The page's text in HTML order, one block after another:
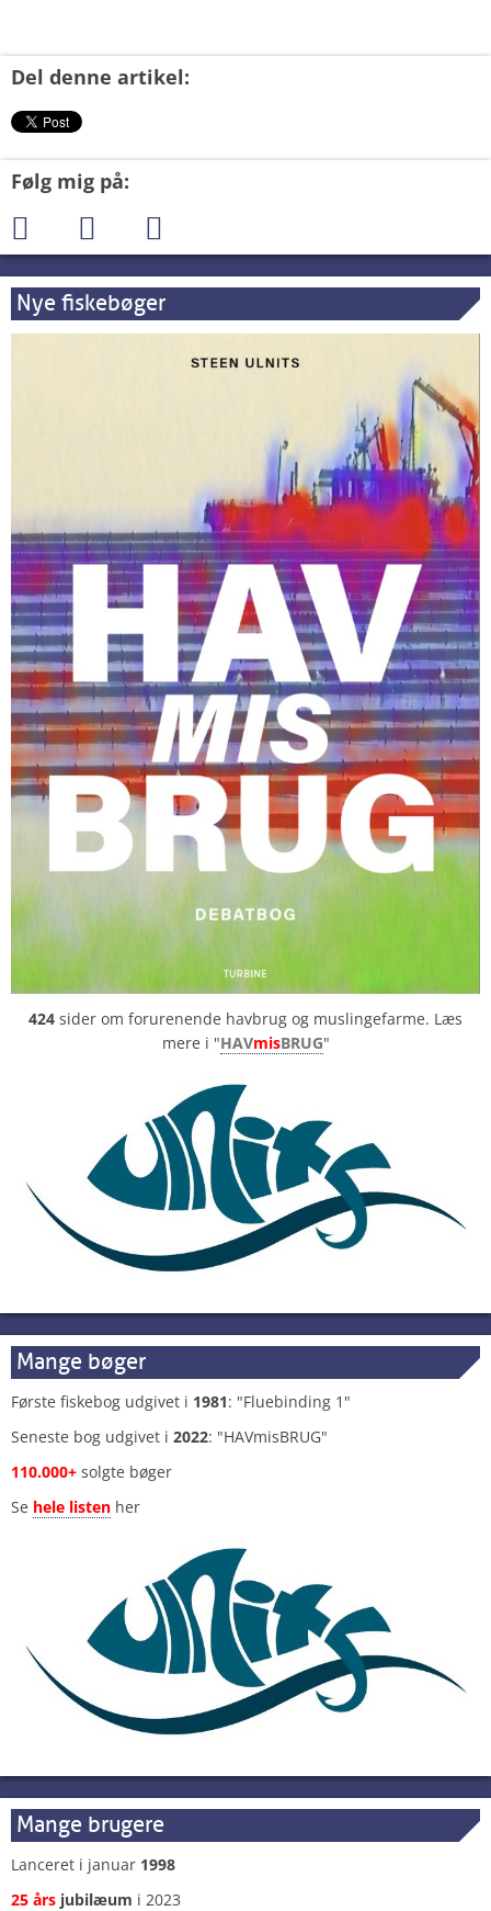
Del denne artikel:
Følg mig på:
Nye fiskebøger
424 sider om forurenende havbrug og muslingefarme. Læs
mere i "HAVmisBRUG"
Mange bøger
Første fiskebog udgivet i 1981: "Fluebinding 1"
Seneste bog udgivet i 2022: "HAVmisBRUG"
110.000+ solgte bøger
Se hele listen her
Mange brugere
Lanceret i januar 1998
25 års jubilæum i 2023